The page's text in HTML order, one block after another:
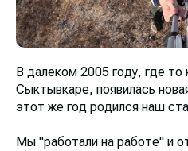
В далеком 2005 году, где то
Сыктывкаре, появилась
этот же год родился наш
Мы "работали на работе" и